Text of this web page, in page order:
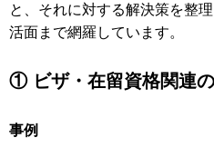
と、それに対する解決策を整
活面まで網羅しています。
① ビザ・在留資格関連
事例